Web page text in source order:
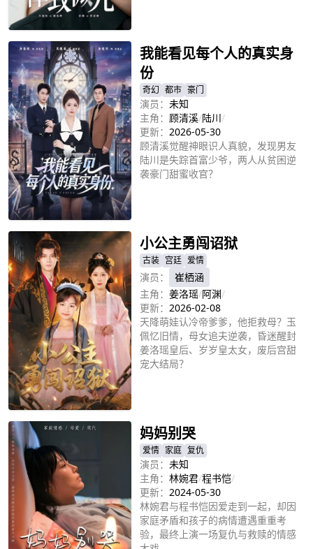
我能看见每个人的真实身
份
奇幻 都市 豪门
演员： 未知
主角： 顾清溪/陆川/
更新： 2026-05-30
顾清溪觉醒神眼识人真貌，发现男友
陆川是失踪首富少爷，两人从贫困逆
袭豪门甜蜜收官？
小公主勇闯诏狱
古装 宫廷 爱情
演员：
崔栖涵
主角： 姜洛瑶/阿渊/
更新： 2026-02-08
天降萌娃认冷帝爹爹，他拒救母？玉
佩忆旧情，母女追夫逆袭，昏迷醒封
姜洛瑶皇后、岁岁皇太女，废后宫甜
宠大结局？
妈妈别哭
爱情 家庭 复仇
演员： 未知
主角： 林婉君/程书恺/
更新： 2024-05-30
林婉君与程书恺因爱走到一起，却因
家庭矛盾和孩子的病情遭遇重重考
验，最终上演一场复仇与救赎的情感